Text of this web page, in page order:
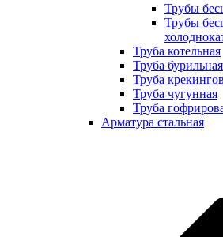
Трубы
Трубы
Труба котельная
Труба бурильная
Труба
Труба чугунная
Труба
Арматура стальная